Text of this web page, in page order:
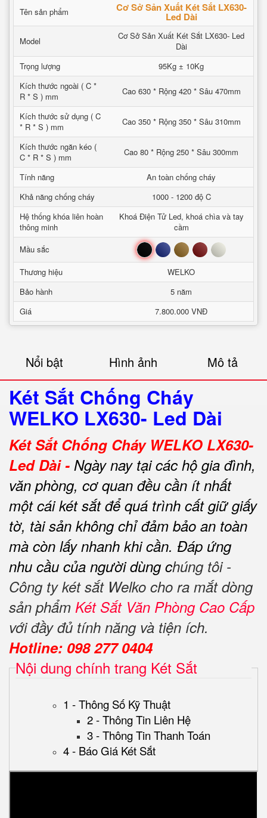
Tên sản phẩm Cơ Sở Sản Xuất Két Sắt LX630-
Led Dài
Model
Cơ Sở Sản Xuất Két Sắt LX630- Led
Dài
Trọng lượng
95Kg ± 10Kg
Kích thước ngoài ( C *
R * S ) mm
Cao 630 * Rộng 420 * Sâu 470mm
Kích thước sử dụng ( C
* R * S ) mm
Cao 350 * Rộng 350 * Sâu 310mm
Kích thước ngăn kéo (
C * R * S ) mm
Cao 80 * Rộng 250 * Sâu 300mm
Tính năng
An toàn chống cháy
Khả năng chống cháy
1000 - 1200 độ C
Hệ thống khóa liên hoàn
thông minh
Khoá Điện Tử Led, khoá chìa và tay
cầm
Mầu sắc
Đen Xanh Nâu Đỏ Trắng
Thương hiệu
WELKO
Bảo hành
5 năm
Giá
7.800.000 VNĐ
Nổi bật Hình ảnh Mô tả
Két Sắt Chống Cháy
WELKO LX630- Led Dài
Két Sắt Chống Cháy WELKO LX630-
Led Dài - Ngày nay tại các hộ gia đình,
văn phòng, cơ quan đều cần ít nhất
một cái két sắt để quá trình cất giữ giấy
tờ, tài sản không chỉ đảm bảo an toàn
mà còn lấy nhanh khi cần. Đáp ứng
nhu cầu của người dùng chúng tôi -
Công ty két sắt Welko cho ra mắt dòng
sản phẩm Két Sắt Văn Phòng Cao Cấp
với đầy đủ tính năng và tiện ích.
Hotline: 098 277 0404
Nội dung chính trang Két Sắt
1 - Thông Số Kỹ Thuật
2 - Thông Tin Liên Hệ
3 - Thông Tin Thanh Toán
4 - Báo Giá Két Sắt